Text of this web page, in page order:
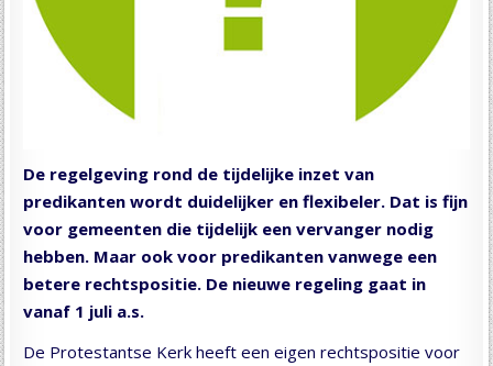
De regelgeving rond de tijdelijke inzet van
predikanten wordt duidelijker en flexibeler. Dat is fijn
voor gemeenten die tijdelijk een vervanger nodig
hebben. Maar ook voor predikanten vanwege een
betere rechtspositie. De nieuwe regeling gaat in
vanaf 1 juli a.s.
De Protestantse Kerk heeft een eigen rechtspositie voor